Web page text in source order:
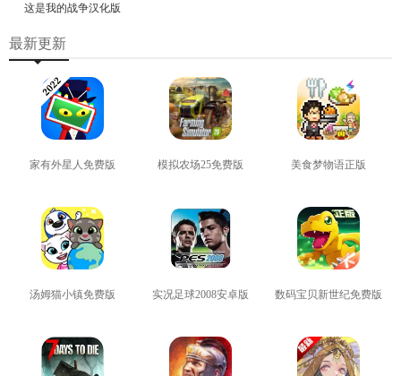
这是我的战争汉化版
最新更新
家有外星人免费版 模拟农场25免费版 美食梦物语正版
汤姆猫小镇免费版 实况足球2008安卓版 数码宝贝新世纪免费版